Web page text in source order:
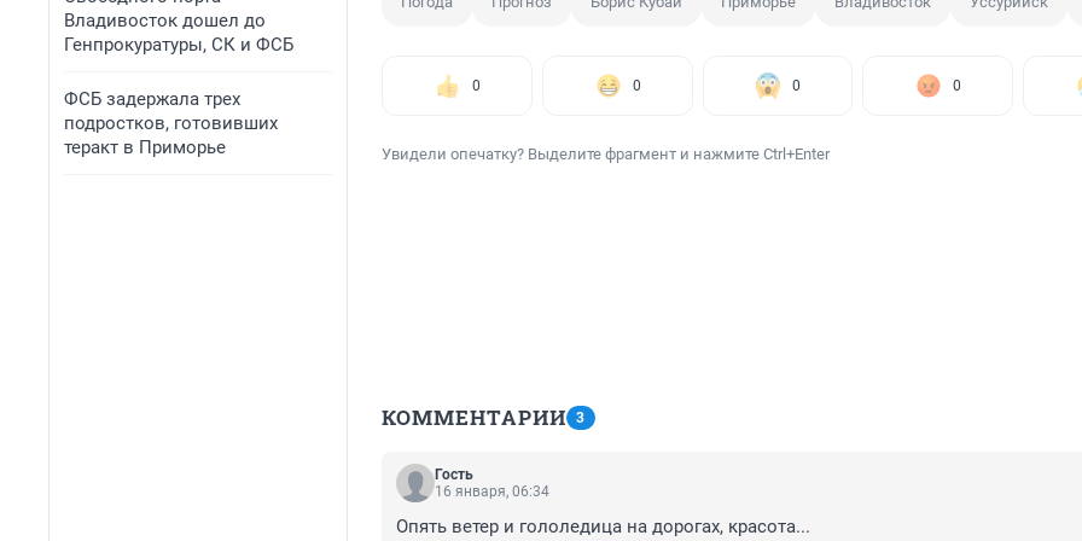
Владивосток дошел до
Генпрокуратуры, СК и ФСБ
ФСБ задержала трех
подростков, готовивших
теракт в Приморье
0 0 0 0
Увидели опечатку? Выделите фрагмент и нажмите Ctrl+Enter
КОММЕНТАРИИ 3
Гость
16 января, 06:34
Опять ветер и гололедица на дорогах, красота...